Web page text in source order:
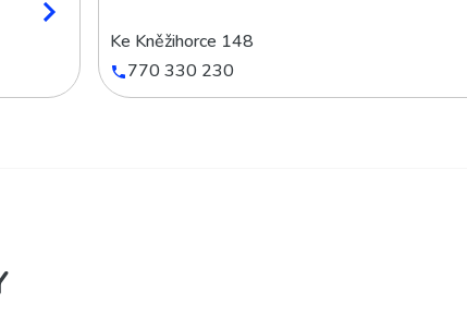
Ke Kněžihorce 148
770 330 230